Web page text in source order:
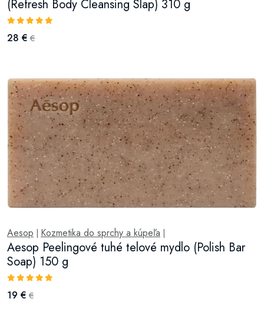
(Refresh Body Cleansing Slap) 310 g
28 € €
Aesop Kozmetika do sprchy a kúpeľa
Aesop Peelingové tuhé telové mydlo (Polish Bar
Soap) 150 g
19 € €